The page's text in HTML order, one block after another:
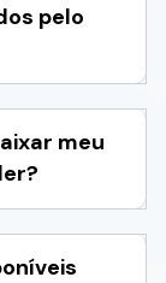
pelo
meu